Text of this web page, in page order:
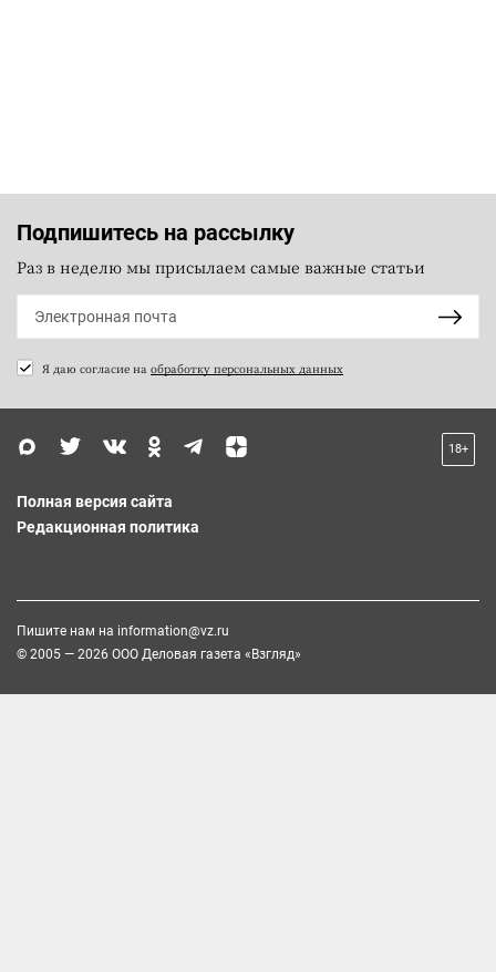
Подпишитесь на рассылку
Раз в неделю мы присылаем самые важные статьи
Я даю согласие на обработку персональных данных
18+
Полная версия сайта
Редакционная политика
Пишите нам на information@vz.ru
© 2005 — 2026 ООО Деловая газета «Взгляд»